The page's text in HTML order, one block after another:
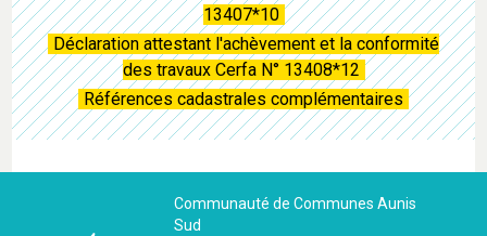
13407*10
Déclaration attestant l'achèvement et la conformité
des travaux Cerfa N° 13408*12
Références cadastrales complémentaires
Communauté de Communes Aunis
Sud